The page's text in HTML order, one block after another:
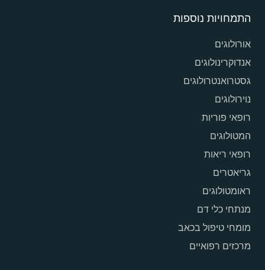
התמחויות נוספות
אורולוגים
אנדוקרינולוגים
גסטרואנטרולוגים
נוירולוגים
רופאי פוריות
המטולוגים
רופאי ריאות
גריאטרים
ראומטולוגים
מנתחי כלי דם
מומחי טיפול בכאב
מרכזים רפואיים